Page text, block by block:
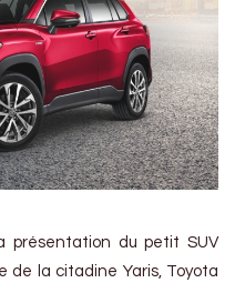
présentation du petit SUV
de la citadine Yaris, Toyota